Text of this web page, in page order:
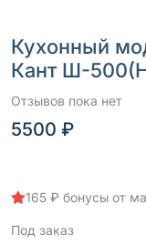
Кухонный
Кант Ш-
Отзывов пока нет
5500 ₽
165 ₽ бонусы от
Под заказ